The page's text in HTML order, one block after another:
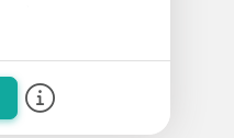
l'ultimo
di ogni squadra
ai coni blu.